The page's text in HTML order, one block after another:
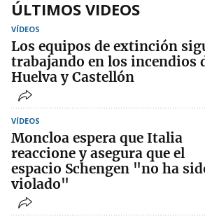
ÚLTIMOS VIDEOS
VÍDEOS
Los equipos de extinción
trabajando en los incendios
Huelva y Castellón
VÍDEOS
Moncloa espera que Italia
reaccione y asegura que el
espacio Schengen "no ha
violado"